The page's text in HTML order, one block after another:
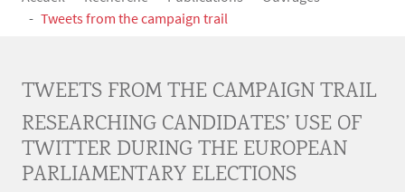
Tweets from the campaign trail
TWEETS FROM THE CAMPAIGN TRAIL
RESEARCHING CANDIDATES’ USE OF
TWITTER DURING THE EUROPEAN
PARLIAMENTARY ELECTIONS